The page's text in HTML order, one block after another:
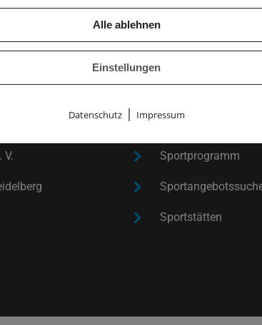
worden und stellt daher sein Amt
[…]
V.
SPORT TREIBEN
Sportprogramm
Sportstätten
Alle ablehnen
Einstellungen
Datenschutz| Impressum